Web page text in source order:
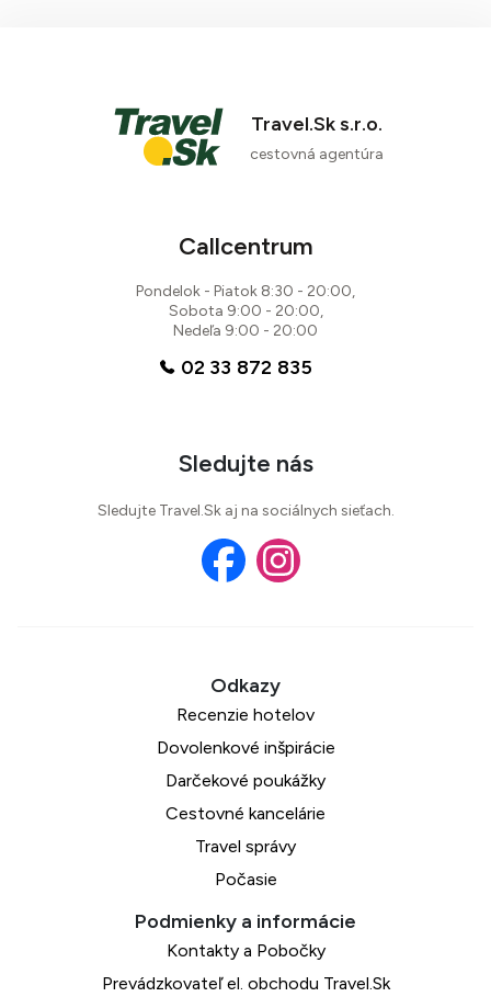
Travel.Sk s.r.o.
cestovná agentúra
Callcentrum
Pondelok - Piatok 8:30 - 20:00,
Sobota 9:00 - 20:00,
Nedeľa 9:00 - 20:00
02 33 872 835
Sledujte nás
Sledujte Travel.Sk aj na sociálnych sieťach.
Recenzie hotelov
Dovolenkové inšpirácie
Darčekové poukážky
Cestovné kancelárie
Travel správy
Počasie
Kontakty a Pobočky
Prevádzkovateľ el. obchodu Travel.Sk